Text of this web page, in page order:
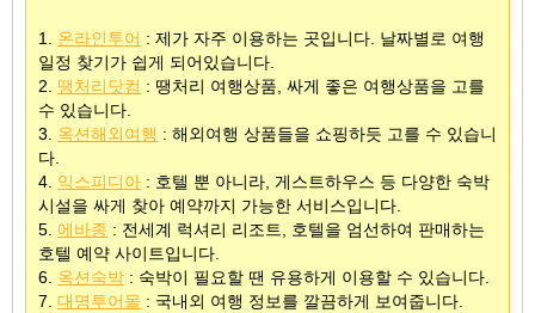
1. 온라인투어 : 제가 자주 이용하는 곳입니다. 날짜별로 여행
일정 찾기가 쉽게 되어있습니다.
2. 땡처리닷컴 : 땡처리 여행상품, 싸게 좋은 여행상품을 고를
수 있습니다.
3. 옥션해외여행 : 해외여행 상품들을 쇼핑하듯 고를 수 있습니
다.
4. 익스피디아 : 호텔 뿐 아니라, 게스트하우스 등 다양한 숙박
시설을 싸게 찾아 예약까지 가능한 서비스입니다.
5. 에바종 : 전세계 럭셔리 리조트, 호텔을 엄선하여 판매하는
호텔 예약 사이트입니다.
6. 옥션숙박 : 숙박이 필요할 땐 유용하게 이용할 수 있습니다.
7. 대명투어몰 : 국내외 여행 정보를 깔끔하게 보여줍니다.